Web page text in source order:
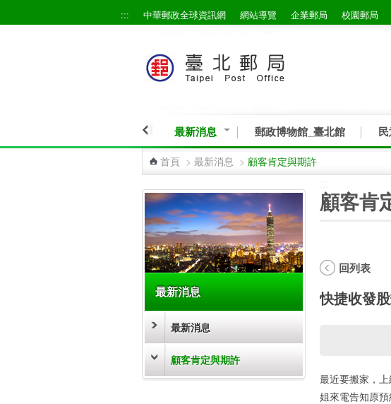
::: 中華郵政全球資訊網 網站導覽 企業郵局 校園郵局
最新消息 郵政博物館_臺北館
首頁 > 最新消息 > 顧客肯定與期許
最新消息
最新消息
顧客肯定與期許
顧客肯
回列表
快捷收發
最近要搬家，
姐來電告知原